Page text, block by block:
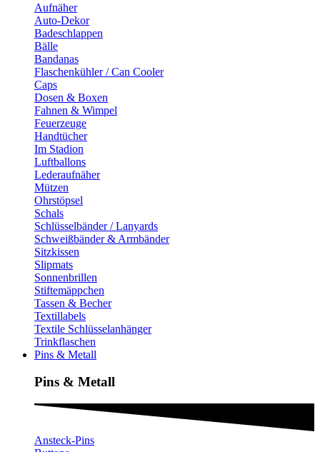
Aufnäher
Auto-Dekor
Badeschlappen
Bälle
Bandanas
Flaschenkühler / Can Cooler
Caps
Dosen & Boxen
Fahnen & Wimpel
Feuerzeuge
Handtücher
Im Stadion
Luftballons
Lederaufnäher
Mützen
Ohrstöpsel
Schals
Schlüsselbänder / Lanyards
Schweißbänder & Armbänder
Sitzkissen
Slipmats
Sonnenbrillen
Stiftemäppchen
Tassen & Becher
Textillabels
Textile Schlüsselanhänger
Trinkflaschen
Pins & Metall
Pins & Metall​
Ansteck-Pins